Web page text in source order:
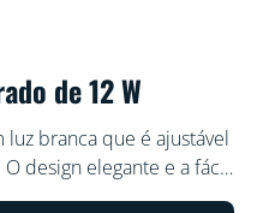
de 12 W
luz branca que é ajustável
design elegante e a fácil
confortável e perfeita